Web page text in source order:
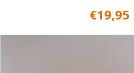
€19,95